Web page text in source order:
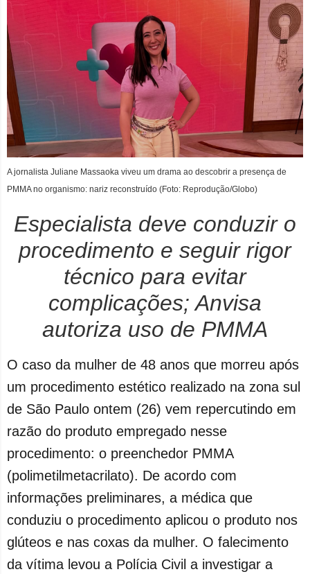
A jornalista Juliane Massaoka viveu um drama ao descobrir a presença de
PMMA no organismo: nariz reconstruído (Foto: Reprodução/Globo)
Especialista deve conduzir o
procedimento e seguir rigor
técnico para evitar
complicações; Anvisa
autoriza uso de PMMA
O caso da mulher de 48 anos que morreu após
um procedimento estético realizado na zona sul
de São Paulo ontem (26) vem repercutindo em
razão do produto empregado nesse
procedimento: o preenchedor PMMA
(polimetilmetacrilato). De acordo com
informações preliminares, a médica que
conduziu o procedimento aplicou o produto nos
glúteos e nas coxas da mulher. O falecimento
da vítima levou a Polícia Civil a investigar a